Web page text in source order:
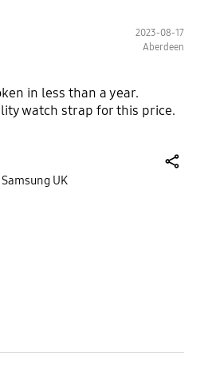
2023-08-17
Aberdeen
in less than a year.
watch strap for this price.
UK